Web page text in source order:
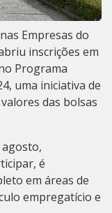
Empresas do
inscrições em
Programa
uma iniciativa de
das bolsas
agosto,
é
em áreas de
empregatício e